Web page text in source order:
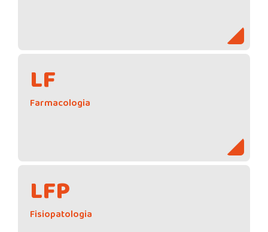
LF
Farmacologia
LFP
Fisiopatologia